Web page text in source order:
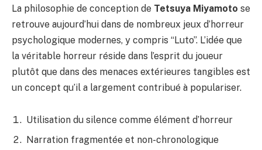
La philosophie de conception de Tetsuya Miyamoto se
retrouve aujourd’hui dans de nombreux jeux d’horreur
psychologique modernes, y compris “Luto”. L’idée que
la véritable horreur réside dans l’esprit du joueur
plutôt que dans des menaces extérieures tangibles est
un concept qu’il a largement contribué à populariser.
Utilisation du silence comme élément d’horreur
Narration fragmentée et non-chronologique